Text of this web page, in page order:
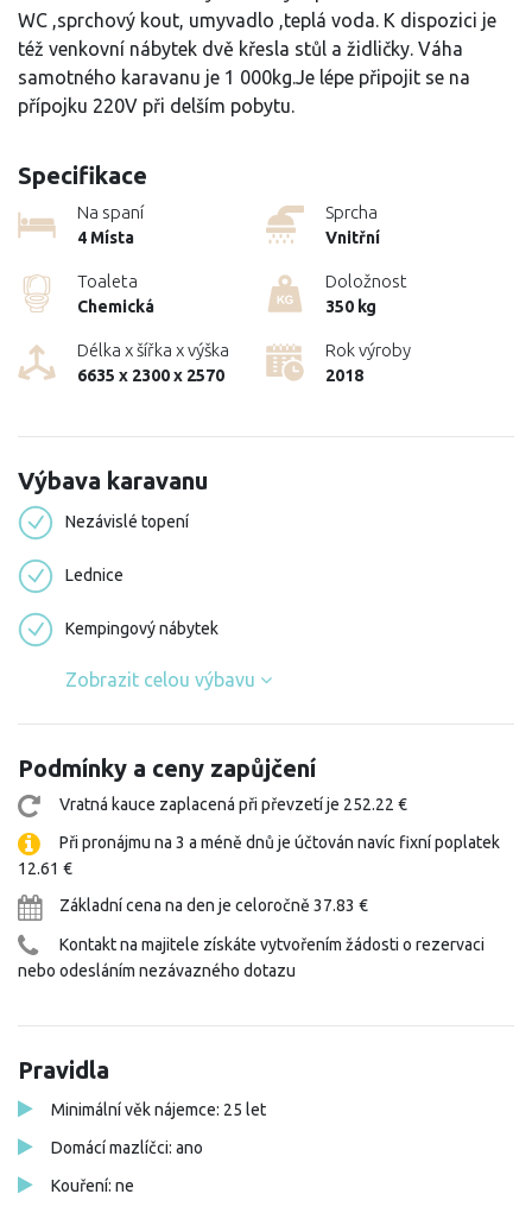
WC ,sprchový kout, umyvadlo ,teplá voda. K dispozici je
též venkovní nábytek dvě křesla stůl a židličky. Váha
samotného karavanu je 1 000kg.Je lépe připojit se na
přípojku 220V při delším pobytu.
Specifikace
Na spaní
4 Místa
Sprcha
Vnitřní
Toaleta
Chemická
Doložnost
350 kg
Délka x šířka x výška
6635 x 2300 x 2570
Rok výroby
2018
Výbava karavanu
Nezávislé topení
Lednice
Kempingový nábytek
Zobrazit celou výbavu
Podmínky a ceny zapůjčení
Vratná kauce zaplacená při převzetí je 252.22 €
Při pronájmu na 3 a méně dnů je účtován navíc fixní poplatek
12.61 €
Základní cena na den je celoročně 37.83 €
Kontakt na majitele získáte vytvořením žádosti o rezervaci
nebo odesláním nezávazného dotazu
Pravidla
Minimální věk nájemce: 25 let
Domácí mazlíčci: ano
Kouření: ne